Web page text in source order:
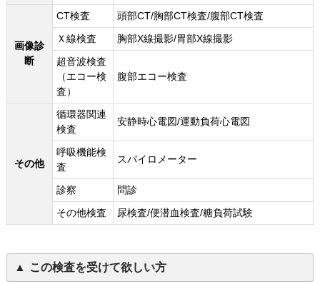
画像診
断
CT検査
頭部CT/胸部CT検査/腹部CT検査
Ｘ線検査
胸部X線撮影/胃部X線撮影
超音波検査
（エコー検
査）
腹部エコー検査
その他
循環器関連
検査
安静時心電図/運動負荷心電図
呼吸機能検
査
スパイロメーター
診察
問診
その他検査
尿検査/便潜血検査/糖負荷試験
この検査を受けて欲しい方